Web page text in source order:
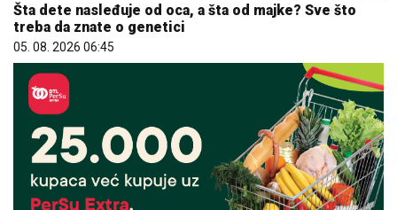
Šta dete nasleđuje od oca, a šta od majke? Sve što
treba da znate o genetici
05. 08. 2026 06:45